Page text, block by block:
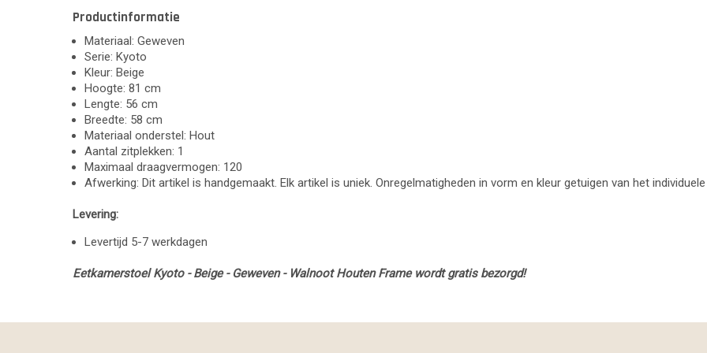
Productinformatie
Materiaal: Geweven
Serie: Kyoto
Kleur: Beige
Hoogte: 81 cm
Lengte: 56 cm
Breedte: 58 cm
Materiaal onderstel: Hout
Aantal zitplekken: 1
Maximaal draagvermogen: 120
Afwerking: Dit artikel is handgemaakt. Elk artikel is uniek. Onregelmatigheden in vorm en kleur getuigen van het individuele
Levering:
Levertijd 5-7 werkdagen
Eetkamerstoel Kyoto - Beige - Geweven - Walnoot Houten Frame wordt gratis bezorgd!